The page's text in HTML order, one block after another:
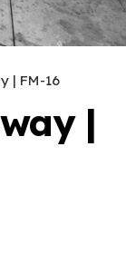
| FM-16
|